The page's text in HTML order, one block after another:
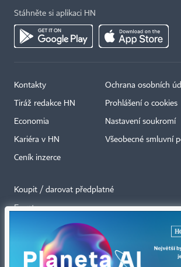
Stáhněte si aplikaci HN
Kontakty
Tiráž redakce HN
Economia
Kariéra v HN
Ceník inzerce
Ochrana osobních
Prohlášení o cookies
Nastavení soukromí
Všeobecné smluvní
Koupit / darovat předplatné
Eventy
RSS kanály